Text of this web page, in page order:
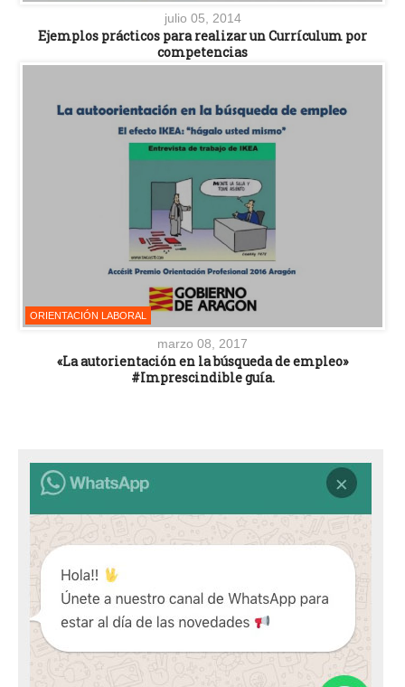
julio 05, 2014
Ejemplos prácticos para realizar un Currículum por
competencias
ORIENTACIÓN LABORAL
marzo 08, 2017
«La autorientación en la búsqueda de empleo»
#Imprescindible guía.